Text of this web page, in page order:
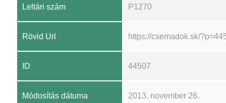
Leltári szám P1270
Rövid Url https://csemadok.sk/
ID 44507
Módosítás dátuma 2013. november 26.